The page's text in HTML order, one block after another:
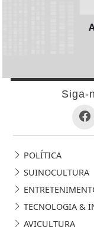
Siga-
POLÍTICA
SUINOCULTURA
TECNOLOGIA &
AVICULTURA